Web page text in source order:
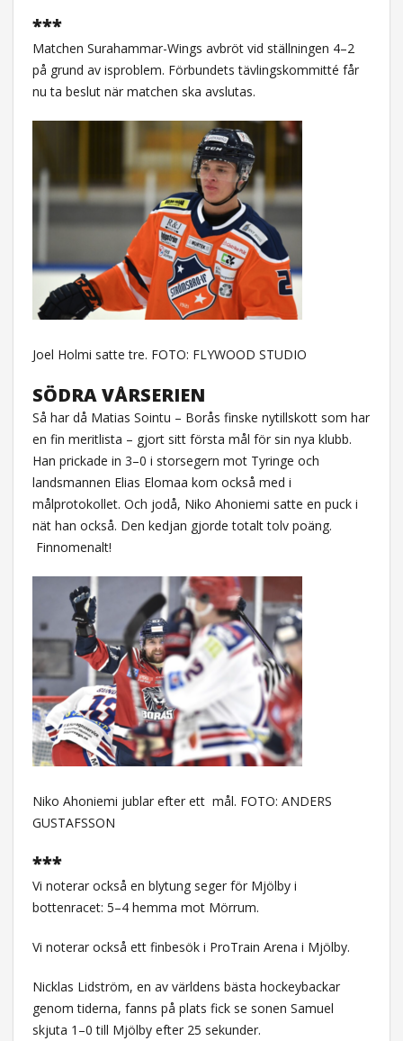
***
Matchen Surahammar-Wings avbröt vid ställningen 4–2
på grund av isproblem. Förbundets tävlingskommitté får
nu ta beslut när matchen ska avslutas.
Joel Holmi satte tre. FOTO: FLYWOOD STUDIO
SÖDRA VÅRSERIEN
Så har då Matias Sointu – Borås finske nytillskott som har
en fin meritlista – gjort sitt första mål för sin nya klubb.
Han prickade in 3–0 i storsegern mot Tyringe och
landsmannen Elias Elomaa kom också med i
målprotokollet. Och jodå, Niko Ahoniemi satte en puck i
nät han också. Den kedjan gjorde totalt tolv poäng.
Finnomenalt!
Niko Ahoniemi jublar efter ett mål. FOTO: ANDERS
GUSTAFSSON
***
Vi noterar också en blytung seger för Mjölby i
bottenracet: 5–4 hemma mot Mörrum.
Vi noterar också ett finbesök i ProTrain Arena i Mjölby.
Nicklas Lidström, en av världens bästa hockeybackar
genom tiderna, fanns på plats fick se sonen Samuel
skjuta 1–0 till Mjölby efter 25 sekunder.